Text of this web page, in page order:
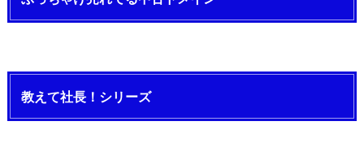
教えて社長！シリーズ